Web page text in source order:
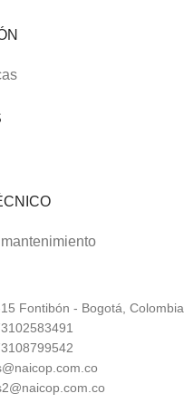
Fontibón - Bogotá, Colombia.